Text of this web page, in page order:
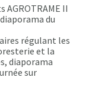
II
du
régulant les
et la
diaporama
sur